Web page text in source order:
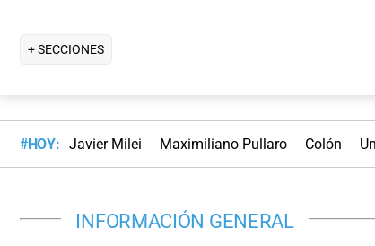
+ SECCIONES
#HOY: Javier Milei Maximiliano Pullaro Colón
INFORMACIÓN GENERAL